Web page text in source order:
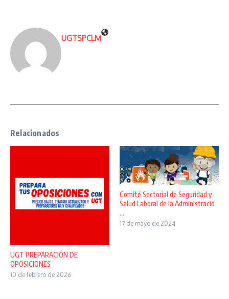
UGTSPCLM
Relacionados
UGT PREPARACIÓN DE
OPOSICIONES
10 de febrero de 2026
Comité Sectorial de Seguridad y
Salud Laboral de la Administració
...
17 de mayo de 2024